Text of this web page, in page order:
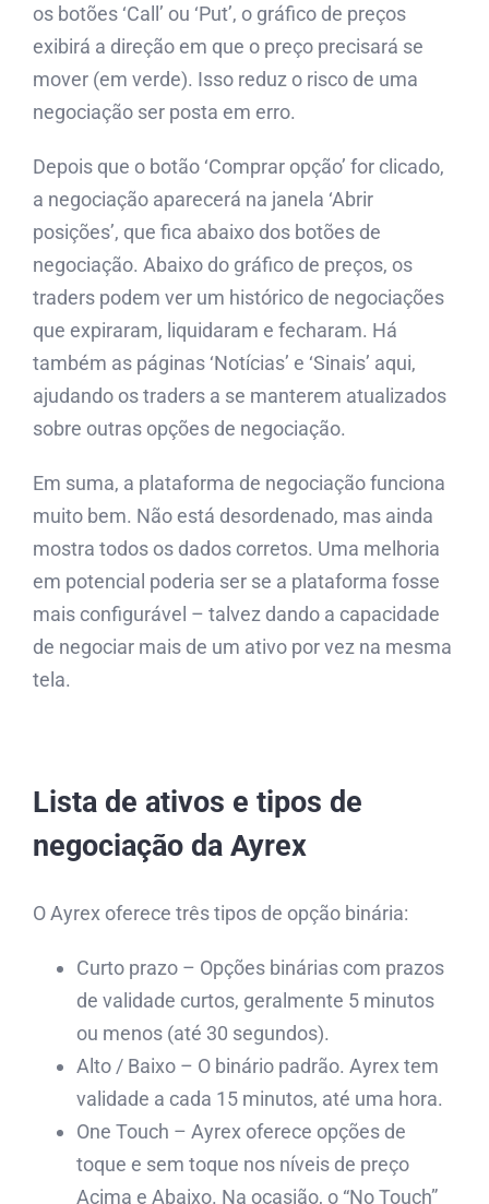
os botões ‘Call’ ou ‘Put’, o gráfico de preços
exibirá a direção em que o preço precisará se
mover (em verde). Isso reduz o risco de uma
negociação ser posta em erro.
Depois que o botão ‘Comprar opção’ for clicado,
a negociação aparecerá na janela ‘Abrir
posições’, que fica abaixo dos botões de
negociação. Abaixo do gráfico de preços, os
traders podem ver um histórico de negociações
que expiraram, liquidaram e fecharam. Há
também as páginas ‘Notícias’ e ‘Sinais’ aqui,
ajudando os traders a se manterem atualizados
sobre outras opções de negociação.
Em suma, a plataforma de negociação funciona
muito bem. Não está desordenado, mas ainda
mostra todos os dados corretos. Uma melhoria
em potencial poderia ser se a plataforma fosse
mais configurável – talvez dando a capacidade
de negociar mais de um ativo por vez na mesma
tela.
Lista de ativos e tipos de
negociação da Ayrex
O Ayrex oferece três tipos de opção binária:
Curto prazo – Opções binárias com prazos
de validade curtos, geralmente 5 minutos
ou menos (até 30 segundos).
Alto / Baixo – O binário padrão. Ayrex tem
validade a cada 15 minutos, até uma hora.
One Touch – Ayrex oferece opções de
toque e sem toque nos níveis de preço
Acima e Abaixo. Na ocasião, o “No Touch”